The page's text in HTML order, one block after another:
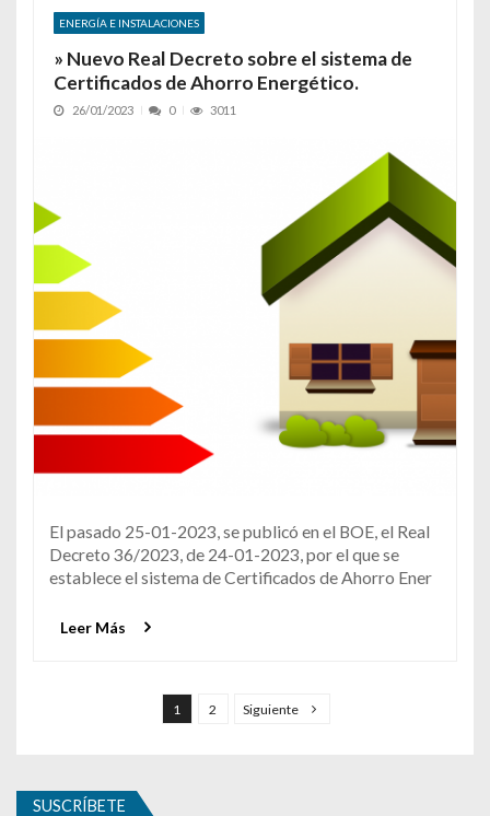
ENERGÍA E INSTALACIONES
» Nuevo Real Decreto sobre el sistema de
Certificados de Ahorro Energético.
26/01/2023 0 3011
El pasado 25-01-2023, se publicó en el BOE, el Real
Decreto 36/2023, de 24-01-2023, por el que se
establece el sistema de Certificados de Ahorro Ener
Leer Más
Navegación de entradas
1 2 Siguiente
SUSCRÍBETE